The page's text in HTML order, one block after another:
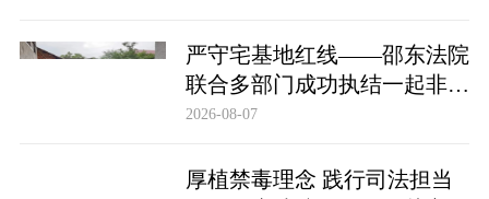
严守宅基地红线——邵东法院
联合多部门成功执结一起非法
占用宅基地行政处罚案
2026-08-07
厚植禁毒理念 践行司法担当